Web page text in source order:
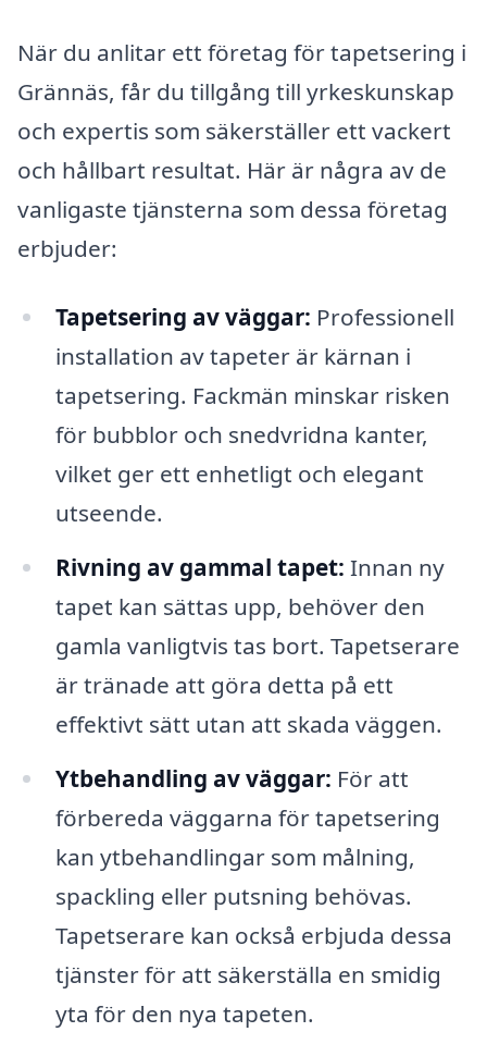
När du anlitar ett företag för tapetsering i
Grännäs, får du tillgång till yrkeskunskap
och expertis som säkerställer ett vackert
och hållbart resultat. Här är några av de
vanligaste tjänsterna som dessa företag
erbjuder:
Tapetsering av väggar: Professionell
installation av tapeter är kärnan i
tapetsering. Fackmän minskar risken
för bubblor och snedvridna kanter,
vilket ger ett enhetligt och elegant
utseende.
Rivning av gammal tapet: Innan ny
tapet kan sättas upp, behöver den
gamla vanligtvis tas bort. Tapetserare
är tränade att göra detta på ett
effektivt sätt utan att skada väggen.
Ytbehandling av väggar: För att
förbereda väggarna för tapetsering
kan ytbehandlingar som målning,
spackling eller putsning behövas.
Tapetserare kan också erbjuda dessa
tjänster för att säkerställa en smidig
yta för den nya tapeten.